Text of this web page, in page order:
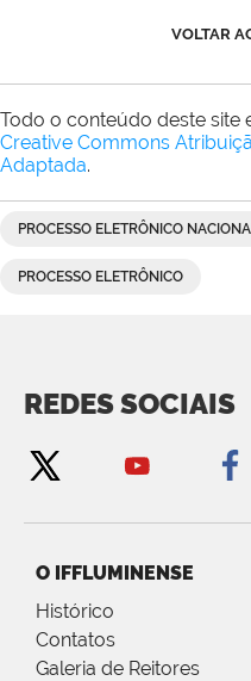
VOLTAR
Todo o conteúdo deste site
Creative Commons
Adaptada.
PROCESSO ELETRÔNICO
PROCESSO ELETRÔNICO
REDES SOCIAIS
O IFFLUMINENSE
Histórico
Contatos
Galeria de Reitores